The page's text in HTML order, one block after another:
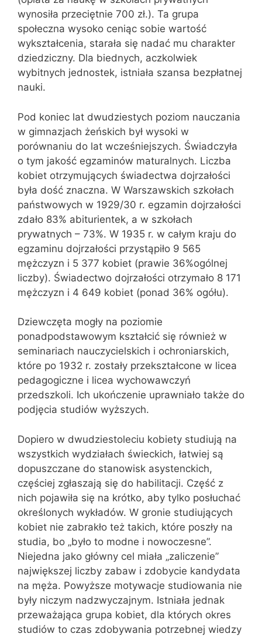
wynosiła przeciętnie 700 zł.). Ta grupa
społeczna wysoko ceniąc sobie wartość
wykształcenia, starała się nadać mu charakter
dziedziczny. Dla biednych, aczkolwiek
wybitnych jednostek, istniała szansa bezpłatnej
nauki.
Pod koniec lat dwudziestych poziom nauczania
w gimnazjach żeńskich był wysoki w
porównaniu do lat wcześniejszych. Świadczyła
o tym jakość egzaminów maturalnych. Liczba
kobiet otrzymujących świadectwa dojrzałości
była dość znaczna. W Warszawskich szkołach
państwowych w 1929/30 r. egzamin dojrzałości
zdało 83% abiturientek, a w szkołach
prywatnych – 73%. W 1935 r. w całym kraju do
egzaminu dojrzałości przystąpiło 9 565
mężczyzn i 5 377 kobiet (prawie 36%ogólnej
liczby). Świadectwo dojrzałości otrzymało 8 171
mężczyzn i 4 649 kobiet (ponad 36% ogółu).
Dziewczęta mogły na poziomie
ponadpodstawowym kształcić się również w
seminariach nauczycielskich i ochroniarskich,
które po 1932 r. zostały przekształcone w licea
pedagogiczne i licea wychowawczyń
przedszkoli. Ich ukończenie uprawniało także do
podjęcia studiów wyższych.
Dopiero w dwudziestoleciu kobiety studiują na
wszystkich wydziałach świeckich, łatwiej są
dopuszczane do stanowisk asystenckich,
częściej zgłaszają się do habilitacji. Część z
nich pojawiła się na krótko, aby tylko posłuchać
określonych wykładów. W gronie studiujących
kobiet nie zabrakło też takich, które poszły na
studia, bo „było to modne i nowoczesne”.
Niejedna jako główny cel miała „zaliczenie”
największej liczby zabaw i zdobycie kandydata
na męża. Powyższe motywacje studiowania nie
były niczym nadzwyczajnym. Istniała jednak
przeważająca grupa kobiet, dla których okres
studiów to czas zdobywania potrzebnej wiedzy